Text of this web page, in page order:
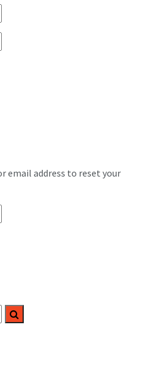
email address to reset your